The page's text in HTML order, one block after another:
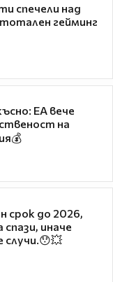
спечели над
гейминг
EA вече
на
срок до 2026,
иначе
случи.😯💥